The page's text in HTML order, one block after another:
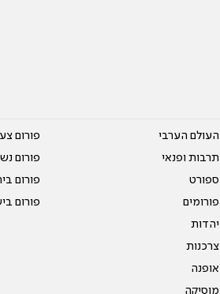
העולם הערבי
תרבות ופנאי
ספורט
פורומים
יהדות
צרכנות
אופנה
מוסיקה
פורום
פורום
פורום
פורום